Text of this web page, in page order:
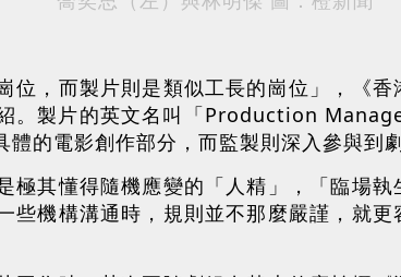
位，而製片則是類似工長的崗位」，《
。製片的英文名叫「Production
的電影創作部分，而監製則深入參與到
極其懂得隨機應變的「人精」，「臨場
些機構溝通時，規則並不那麼嚴謹，就